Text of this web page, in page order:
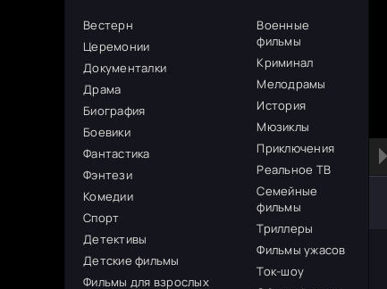
Вестерн
Церемонии
Документалки
Драма
Биография
Боевики
Фантастика
Фэнтези
Комедии
Спорт
Детективы
Детские фильмы
Фильмы для взрослых
Военные
фильмы
Криминал
Мелодрамы
История
Мюзиклы
Приключения
Реальное ТВ
Семейные
фильмы
Триллеры
Фильмы ужасов
Ток-шоу